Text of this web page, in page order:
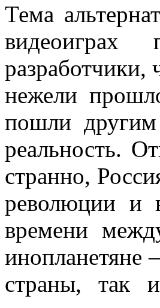
Тема
видеоиграх
нежели
пошли
реальность.
странно,
революции и
времени
инопланетяне
страны, так